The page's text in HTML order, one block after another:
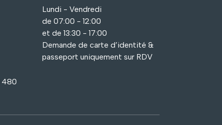
480
Lundi - Vendredi
de 07:00 - 12:00
et de 13:30 - 17:00
Demande de carte d’identité &
passeport uniquement sur RDV